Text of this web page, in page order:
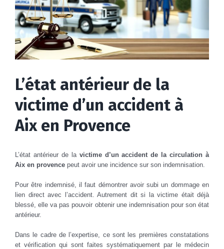
L’état antérieur de la
victime d’un accident à
Aix en Provence
L’état antérieur de la victime d’un accident de la circulation à
Aix en provence peut avoir une incidence sur son indemnisation.
Pour être indemnisé, il faut démontrer avoir subi un dommage en
lien direct avec l’accident. Autrement dit si la victime était déjà
blessé, elle va pas pouvoir obtenir une indemnisation pour son état
antérieur.
Dans le cadre de l’expertise, ce sont les premières constatations
et vérification qui sont faites systématiquement par le médecin